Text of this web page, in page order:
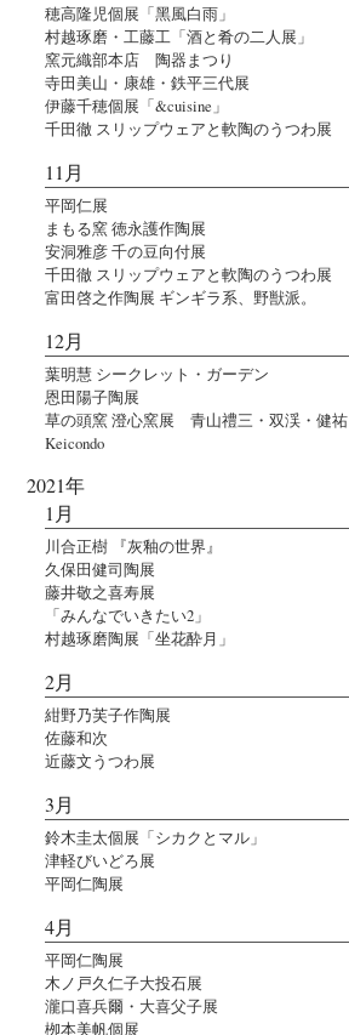
穂高隆児個展「黑風白雨」
村越琢磨・工藤工「酒と肴の二人展」
窯元織部本店 陶器まつり
寺田美山・康雄・鉄平三代展
伊藤千穂個展「&cuisine」
千田徹 スリップウェアと軟陶のうつわ展
11月
平岡仁展
まもる窯 徳永護作陶展
安洞雅彦 千の豆向付展
千田徹 スリップウェアと軟陶のうつわ展
富田啓之作陶展 ギンギラ系、野獣派。
12月
葉明慧 シークレット・ガーデン
恩田陽子陶展
草の頭窯 澄心窯展 青山禮三・双渓・健祐
Keicondo
2021年
1月
川合正樹 『灰釉の世界』
久保田健司陶展
藤井敬之喜寿展
「みんなでいきたい2」
村越琢磨陶展「坐花酔月」
2月
紺野乃芙子作陶展
佐藤和次
近藤文うつわ展
3月
鈴木圭太個展「シカクとマル」
津軽びいどろ展
平岡仁陶展
4月
平岡仁陶展
木ノ戸久仁子大投石展
瀧口喜兵爾・大喜父子展
栁本美帆個展